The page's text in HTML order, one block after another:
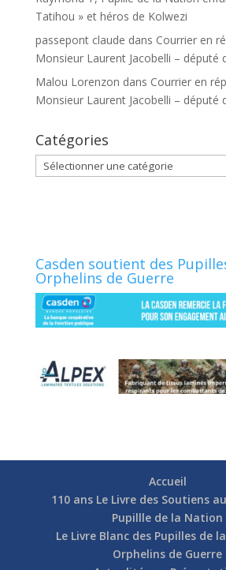
Tatihou » et héros de Kolwezi
passepont claude dans Courrier en
Monsieur Laurent Jacobelli – député
Malou Lorenzon dans Courrier en
Monsieur Laurent Jacobelli – député
Catégories
Catégories
Casden soutient des
Orphelins de Guerre
Accueil
110 ans Le Livre des Soutiens
Pupillle de la Nation
Le Livre Blanc des Pupilles de
Orphelins de Guerre